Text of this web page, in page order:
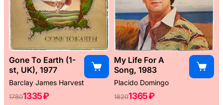
Gone To Earth (1-
st, UK), 1977
Barclay James Harvest
17801335 ₽
My Life For A
Song, 1983
Placido Domingo
18201365 ₽